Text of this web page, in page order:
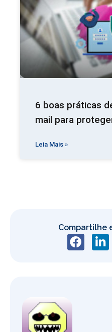
6 boas práticas
mail para
Leia Mais »
Compartilhe